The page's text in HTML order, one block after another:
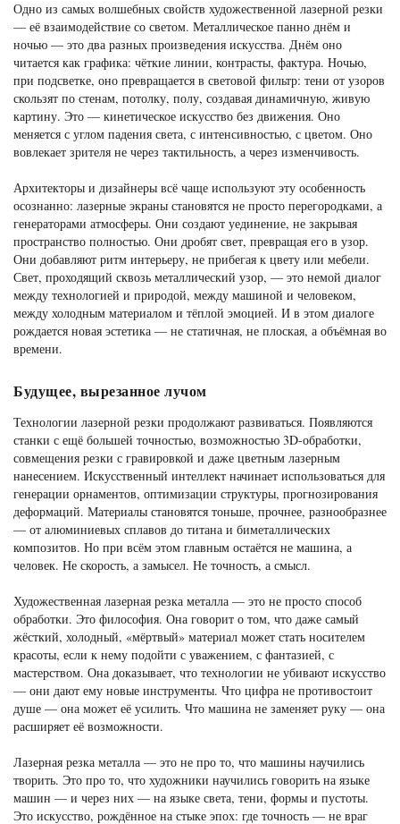
Одно из самых волшебных свойств художественной лазерной резки
— её взаимодействие со светом. Металлическое панно днём и
ночью — это два разных произведения искусства. Днём оно
читается как графика: чёткие линии, контрасты, фактура. Ночью,
при подсветке, оно превращается в световой фильтр: тени от узоров
скользят по стенам, потолку, полу, создавая динамичную, живую
картину. Это — кинетическое искусство без движения. Оно
меняется с углом падения света, с интенсивностью, с цветом. Оно
вовлекает зрителя не через тактильность, а через изменчивость.
Архитекторы и дизайнеры всё чаще используют эту особенность
осознанно: лазерные экраны становятся не просто перегородками, а
генераторами атмосферы. Они создают уединение, не закрывая
пространство полностью. Они дробят свет, превращая его в узор.
Они добавляют ритм интерьеру, не прибегая к цвету или мебели.
Свет, проходящий сквозь металлический узор, — это немой диалог
между технологией и природой, между машиной и человеком,
между холодным материалом и тёплой эмоцией. И в этом диалоге
рождается новая эстетика — не статичная, не плоская, а объёмная во
времени.
Будущее, вырезанное лучом
Технологии лазерной резки продолжают развиваться. Появляются
станки с ещё большей точностью, возможностью 3D-обработки,
совмещения резки с гравировкой и даже цветным лазерным
нанесением. Искусственный интеллект начинает использоваться для
генерации орнаментов, оптимизации структуры, прогнозирования
деформаций. Материалы становятся тоньше, прочнее, разнообразнее
— от алюминиевых сплавов до титана и биметаллических
композитов. Но при всём этом главным остаётся не машина, а
человек. Не скорость, а замысел. Не точность, а смысл.
Художественная лазерная резка металла — это не просто способ
обработки. Это философия. Она говорит о том, что даже самый
жёсткий, холодный, «мёртвый» материал может стать носителем
красоты, если к нему подойти с уважением, с фантазией, с
мастерством. Она доказывает, что технологии не убивают искусство
— они дают ему новые инструменты. Что цифра не противостоит
душе — она может её усилить. Что машина не заменяет руку — она
расширяет её возможности.
Лазерная резка металла — это не про то, что машины научились
творить. Это про то, что художники научились говорить на языке
машин — и через них — на языке света, тени, формы и пустоты.
Это искусство, рождённое на стыке эпох: где точность — не враг